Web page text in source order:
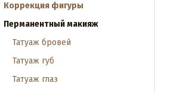
Коррекция фигуры
Перманентный макияж
Татуаж бровей
Татуаж губ
Татуаж глаз